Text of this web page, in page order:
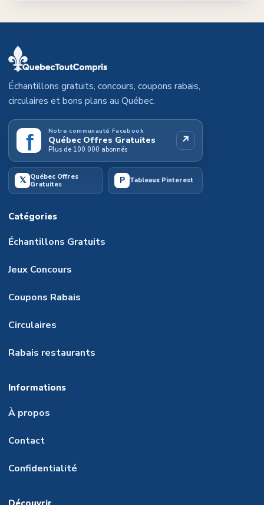
Échantillons gratuits, concours, coupons rabais,
circulaires et bons plans au Québec.
f Notre communauté Facebook
Québec Offres Gratuites
Plus de 100 000 abonnés
↗
𝕏 Québec Offres
Gratuites
P Tableaux Pinterest
Catégories
Échantillons Gratuits
Jeux Concours
Coupons Rabais
Circulaires
Rabais restaurants
Informations
À propos
Contact
Confidentialité